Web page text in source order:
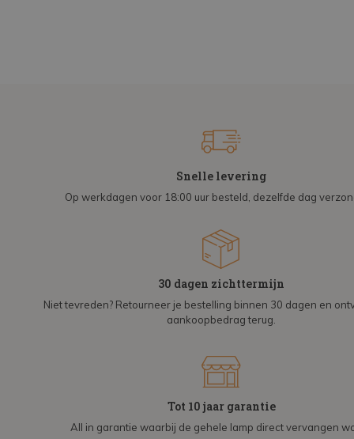
Snelle levering
Op werkdagen voor 18:00 uur besteld, dezelfde dag
30 dagen zichttermijn
Niet tevreden? Retourneer je bestelling binnen 30 dagen en
aankoopbedrag terug.
Tot 10 jaar garantie
All in garantie waarbij de gehele lamp direct vervangen